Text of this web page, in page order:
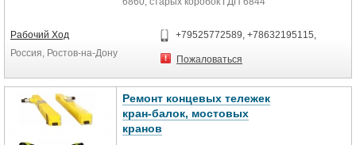
компания выполняет качественный
ремонт импортных и
отечественных полуприцепов по
аттестованный технический
персонал, высокая скорость
выполнения работ и гарантия на
все оказанные услуги.
Ремонт автопогрузчиков Балканкар
ДВ 1792, ДВ 1661, ДВ 1621, ДВ
Рабочий Ход
Россия, Ростов-на-Дону
+79525772589, +78632195115,
Пожаловаться
Ремонт концевых тележек
кран-балок, мостовых
кранов